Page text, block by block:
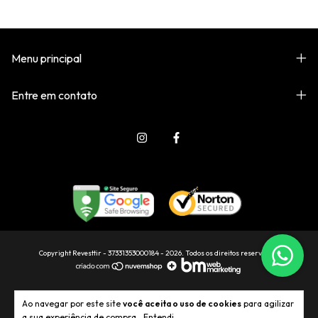
Ao navegar por este site você aceita o uso de cookies para agilizar
Menu principal
Entre em contato
Copyright Revesttir - 37331353000184 - 2026. Todos os direitos reservados.